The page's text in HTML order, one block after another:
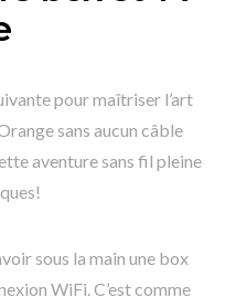
pour maîtriser l’art
sans aucun câble
aventure sans fil pleine
sous la main une box
WiFi. C’est comme